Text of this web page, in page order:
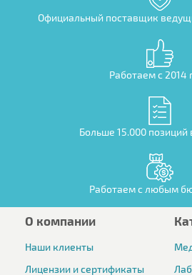
Официальный поставщик
Работаем с 2014
Больше 15.000 позиций
Работаем с любым
О компании
Наши клиенты
Лицензии и сертификаты